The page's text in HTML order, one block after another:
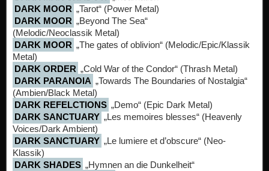
DARK MOOR „Tarot“ (Power Metal)
DARK MOOR „Beyond The Sea“
(Melodic/Neoclassik Metal)
DARK MOOR „The gates of oblivion“ (Melodic/Epic/Klassik
Metal)
DARK ORDER „Cold War of the Condor“ (Thrash Metal)
DARK PARANOIA „Towards The Boundaries of Nostalgia“
(Ambien/Black Metal)
DARK REFELCTIONS „Demo“ (Epic Dark Metal)
DARK SANCTUARY „Les memoires blesses“ (Heavenly
Voices/Dark Ambient)
DARK SANCTUARY „Le lumiere et d’obscure“ (Neo-
Klassik)
DARK SHADES „Hymnen an die Dunkelheit“